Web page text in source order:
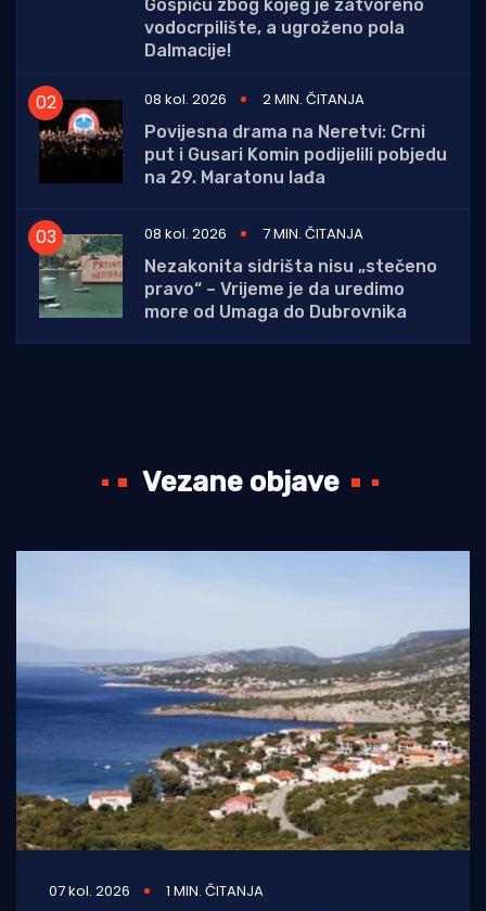
Gospiću zbog kojeg je zatvoreno
vodocrpilište, a ugroženo pola
Dalmacije!
08 kol. 2026
2 MIN. ČITANJA
Povijesna drama na Neretvi: Crni
put i Gusari Komin podijelili pobjedu
na 29. Maratonu lađa
08 kol. 2026
7 MIN. ČITANJA
Nezakonita sidrišta nisu „stečeno
pravo“ – Vrijeme je da uredimo
more od Umaga do Dubrovnika
Vezane objave
07 kol. 2026 1 MIN. ČITANJA